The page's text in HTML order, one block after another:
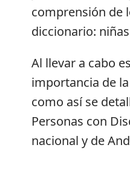
comprensión de
diccionario:
Al llevar a cabo
importancia de
como así se
Personas con
nacional y de